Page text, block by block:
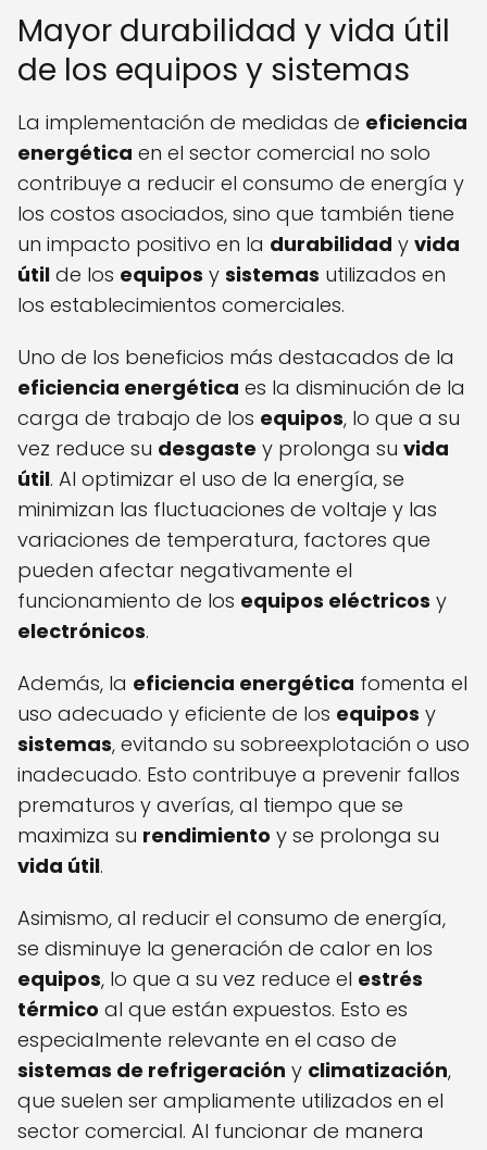
Mayor durabilidad y vida útil
de los equipos y sistemas
La implementación de medidas de eficiencia
energética en el sector comercial no solo
contribuye a reducir el consumo de energía y
los costos asociados, sino que también tiene
un impacto positivo en la durabilidad y vida
útil de los equipos y sistemas utilizados en
los establecimientos comerciales.
Uno de los beneficios más destacados de la
eficiencia energética es la disminución de la
carga de trabajo de los equipos, lo que a su
vez reduce su desgaste y prolonga su vida
útil. Al optimizar el uso de la energía, se
minimizan las fluctuaciones de voltaje y las
variaciones de temperatura, factores que
pueden afectar negativamente el
funcionamiento de los equipos eléctricos y
electrónicos.
Además, la eficiencia energética fomenta el
uso adecuado y eficiente de los equipos y
sistemas, evitando su sobreexplotación o uso
inadecuado. Esto contribuye a prevenir fallos
prematuros y averías, al tiempo que se
maximiza su rendimiento y se prolonga su
vida útil.
Asimismo, al reducir el consumo de energía,
se disminuye la generación de calor en los
equipos, lo que a su vez reduce el estrés
térmico al que están expuestos. Esto es
especialmente relevante en el caso de
sistemas de refrigeración y climatización,
que suelen ser ampliamente utilizados en el
sector comercial. Al funcionar de manera